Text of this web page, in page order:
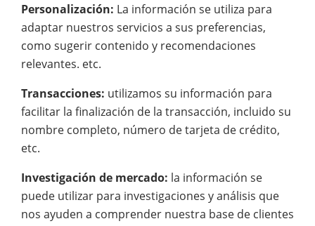
Personalización: La información se utiliza para
adaptar nuestros servicios a sus preferencias,
como sugerir contenido y recomendaciones
relevantes. etc.
Transacciones: utilizamos su información para
facilitar la finalización de la transacción, incluido su
nombre completo, número de tarjeta de crédito,
etc.
Investigación de mercado: la información se
puede utilizar para investigaciones y análisis que
nos ayuden a comprender nuestra base de clientes